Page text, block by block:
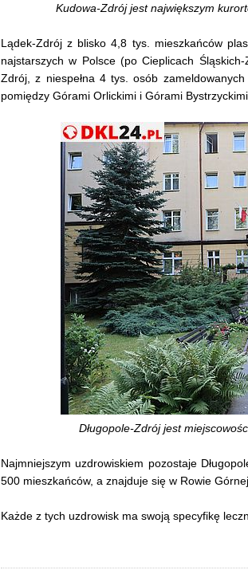
Kudowa-Zdrój jest największym
Lądek-Zdrój z blisko 4,8 tys. mieszkańców
najstarszych w Polsce (po Cieplicach
Zdrój, z niespełna 4 tys. osób
pomiędzy Górami Orlickimi i Górami Bystrzyckimi.
Długopole-Zdrój jest
Najmniejszym uzdrowiskiem pozostaje
500 mieszkańców, a znajduje się w Rowie
Każde z tych uzdrowisk ma swoją specyfikę